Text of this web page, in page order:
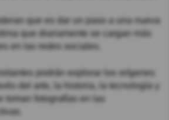
que es dar un paso a una nueva
que diariamente se cargan más
en las redes sociales.
podrán explorar los orígenes
del arte, la historia, la tecnología y
toman fotografías en las